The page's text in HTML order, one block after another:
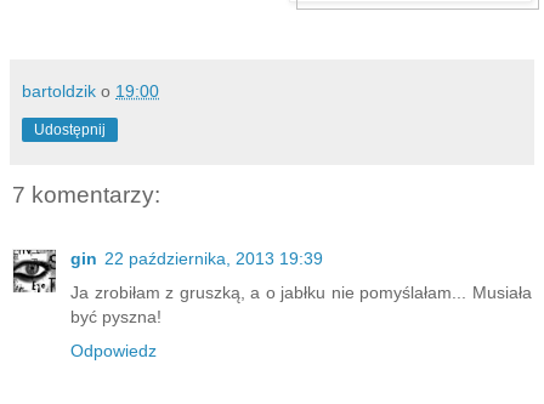
bartoldzik o 19:00
Udostępnij
7 komentarzy:
gin 22 października, 2013 19:39
Ja zrobiłam z gruszką, a o jabłku nie pomyślałam... Musiała
być pyszna!
Odpowiedz